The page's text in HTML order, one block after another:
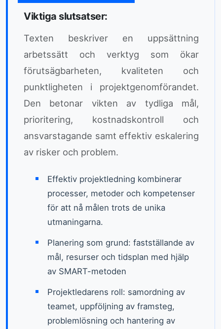
Viktiga slutsatser:
Texten beskriver en uppsättning
arbetssätt och verktyg som ökar
förutsägbarheten, kvaliteten och
punktligheten i projektgenomförandet.
Den betonar vikten av tydliga mål,
prioritering, kostnadskontroll och
ansvarstagande samt effektiv eskalering
av risker och problem.
Effektiv projektledning kombinerar
processer, metoder och kompetenser
för att nå målen trots de unika
utmaningarna.
Planering som grund: fastställande av
mål, resurser och tidsplan med hjälp
av SMART-metoden
Projektledarens roll: samordning av
teamet, uppföljning av framsteg,
problemlösning och hantering av